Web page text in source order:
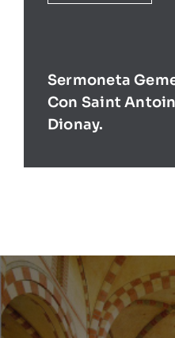
Sermoneta
Con Saint
Dionay.